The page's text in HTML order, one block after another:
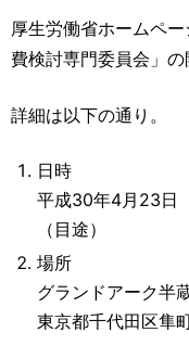
運営元
厚生労働省ホームペ
費検討専門委員会」の
詳細は以下の通り。
日時
平成30年4月23
（目途）
場所
グランドアーク半
東京都千代田区隼